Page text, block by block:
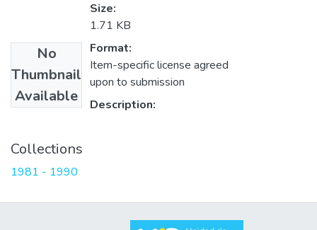
No
Thumbnail
Available
Size:
1.71 KB
Format:
Item-specific license agreed
upon to submission
Description:
Collections
1981 - 1990